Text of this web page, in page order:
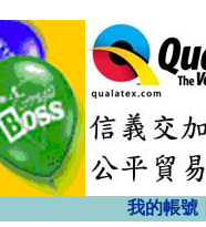
我的帳號